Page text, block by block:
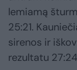
lemiamą
25:21.
sirenos ir
rezultatu